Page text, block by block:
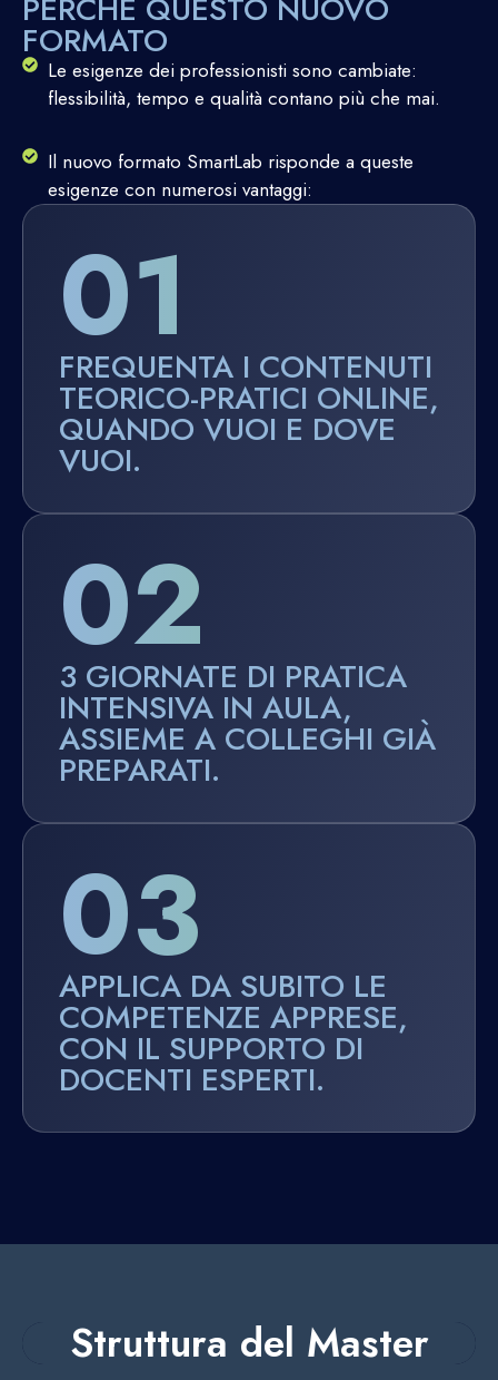
PERCHÉ QUESTO NUOVO
FORMATO
Le esigenze dei professionisti sono cambiate:
flessibilità, tempo e qualità contano più che mai.
Il nuovo formato SmartLab risponde a queste
esigenze con numerosi vantaggi:
01
FREQUENTA I CONTENUTI
TEORICO-PRATICI ONLINE,
QUANDO VUOI E DOVE
VUOI.
02
3 GIORNATE DI PRATICA
INTENSIVA IN AULA,
ASSIEME A COLLEGHI GIÀ
PREPARATI.
03
APPLICA DA SUBITO LE
COMPETENZE APPRESE,
CON IL SUPPORTO DI
DOCENTI ESPERTI.
Struttura del Master